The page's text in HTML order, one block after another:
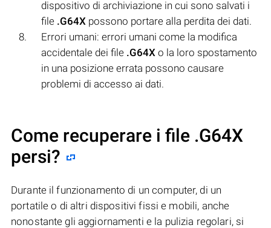
dispositivo di archiviazione in cui sono salvati i
file .G64X possono portare alla perdita dei dati.
Errori umani: errori umani come la modifica
accidentale dei file .G64X o la loro spostamento
in una posizione errata possono causare
problemi di accesso ai dati.
Come recuperare i file .G64X
persi?
Durante il funzionamento di un computer, di un
portatile o di altri dispositivi fissi e mobili, anche
nonostante gli aggiornamenti e la pulizia regolari, si